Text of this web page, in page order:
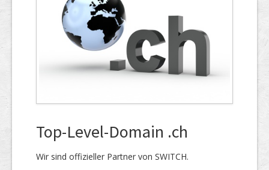
Top-Level-Domain .ch
Wir sind offizieller Partner von SWITCH.